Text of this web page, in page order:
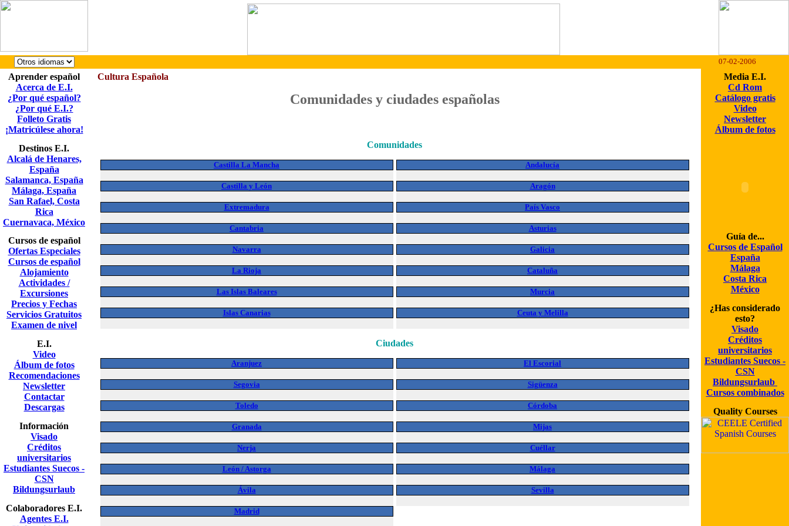
07-02-2006
Aprender español
Acerca de E.I.
¿Por qué español?
¿Por qué E.I.?
Folleto Gratis
¡Matricúlese ahora!
Destinos E.I.
Alcalá de Henares,
España
Salamanca, España
Málaga, España
San Rafael, Costa
Rica
Cuernavaca, México
Cursos de español
Ofertas Especiales
Cursos de español
Alojamiento
Actividades /
Excursiones
Precios y Fechas
Servicios Gratuitos
Examen de nivel
E.I.
Video
Álbum de fotos
Recomendaciones
Newsletter
Contactar
Descargas
Información
Visado
Créditos
universitarios
Estudiantes Suecos -
CSN
Bildungsurlaub
Colaboradores E.I.
Agentes E.I.
Cultura Española
Comunidades y ciudades españolas
Comunidades
Castilla La Mancha
Castilla y León
Extremadura
Cantabria
Navarra
La Rioja
Las Islas Baleares
Islas Canarias
Andalucía
Aragón
País Vasco
Asturias
Galicia
Cataluña
Murcia
Ceuta y Melilla
Ciudades
Aranjuez
Segovia
Toledo
Granada
Nerja
León / Astorga
Ávila
Madrid
El Escorial
Sigüenza
Córdoba
Mijas
Cuéllar
Málaga
Sevilla
Media E.I.
Cd Rom
Catálogo gratis
Video
Newsletter
Álbum de fotos
Guía de...
Cursos de Español
España
Málaga
Costa Rica
México
¿Has considerado
esto?
Visado
Créditos
universitarios
Estudiantes Suecos -
CSN
Bildungsurlaub
Cursos combinados
Quality Courses